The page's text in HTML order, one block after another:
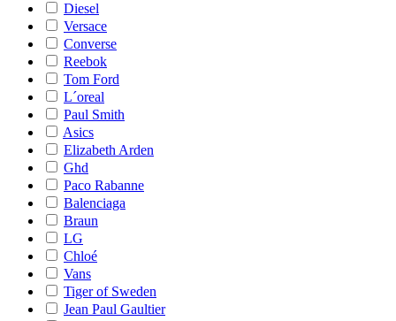
Diesel
Versace
Converse
Reebok
Tom Ford
L´oreal
Paul Smith
Asics
Elizabeth Arden
Ghd
Paco Rabanne
Balenciaga
Braun
LG
Chloé
Vans
Tiger of Sweden
Jean Paul Gaultier